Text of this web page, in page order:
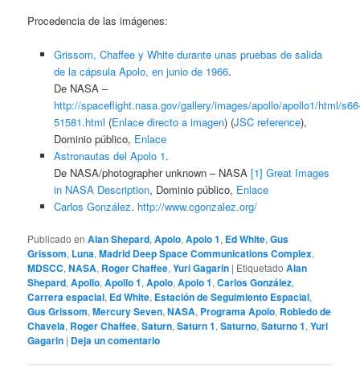
Procedencia de las imágenes:
Grissom, Chaffee y White durante unas pruebas de salida
de la cápsula Apolo, en junio de 1966.
De NASA –
http://spaceflight.nasa.gov/gallery/images/apollo/apollo1/html/
51581.html (Enlace directo a imagen) (JSC reference),
Dominio público, Enlace
Astronautas del Apolo 1.
De NASA/photographer unknown – NASA [1] Great Images
in NASA Description, Dominio público, Enlace
Carlos González. http://www.cgonzalez.org/
Publicado en Alan Shepard,Apolo,Apolo 1, Ed White,Gus
Grissom, Luna,Madrid Deep Space Communications Complex,
MDSCC,NASA, Roger Chaffee,Yuri Gagarin | Etiquetado Alan
Shepard,Apollo,Apollo 1,Apolo,Apolo 1,Carlos González,
Carrera espacial, Ed White, Estación de Seguimiento Espacial,
Gus Grissom,Mercury Seven,NASA, Programa Apolo, Robledo de
Chavela, Roger Chaffee,Saturn,Saturn 1,Saturno,Saturno 1,Yuri
Gagarin | Deja un comentario